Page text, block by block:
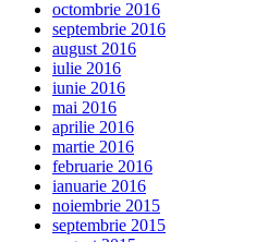
octombrie 2016
septembrie 2016
august 2016
iulie 2016
iunie 2016
mai 2016
aprilie 2016
martie 2016
februarie 2016
ianuarie 2016
noiembrie 2015
septembrie 2015